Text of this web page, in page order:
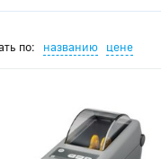
по: названию цене